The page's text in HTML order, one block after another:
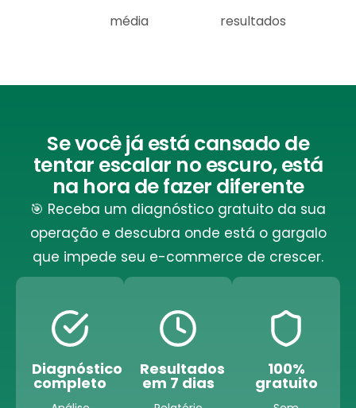
média
resultados
Se você já está cansado de
tentar escalar no escuro, está
na hora de fazer diferente
🎯 Receba um diagnóstico gratuito da sua
operação e descubra onde está o gargalo
que impede seu e-commerce de crescer.
Diagnóstico
completo
Resultados
em 7 dias
100%
gratuito